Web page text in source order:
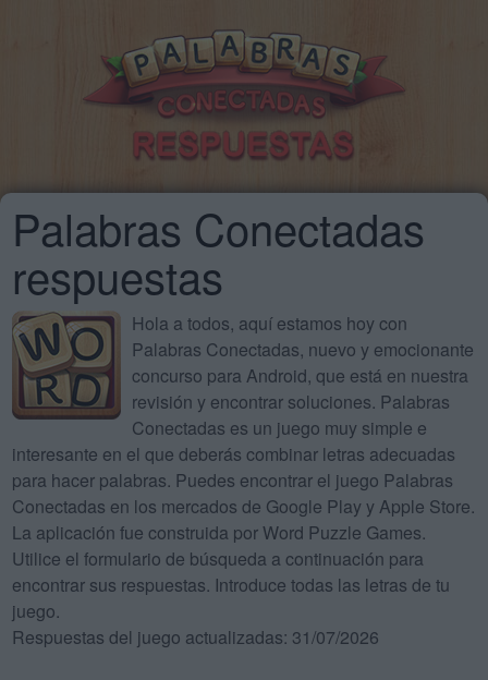
Palabras Conectadas
respuestas
Hola a todos, aquí estamos hoy con
Palabras Conectadas, nuevo y emocionante
concurso para Android, que está en nuestra
revisión y encontrar soluciones. Palabras
Conectadas es un juego muy simple e
interesante en el que deberás combinar letras adecuadas
para hacer palabras. Puedes encontrar el juego Palabras
Conectadas en los mercados de Google Play y Apple Store.
La aplicación fue construida por Word Puzzle Games.
Utilice el formulario de búsqueda a continuación para
encontrar sus respuestas. Introduce todas las letras de tu
juego.
Respuestas del juego actualizadas: 31/07/2026